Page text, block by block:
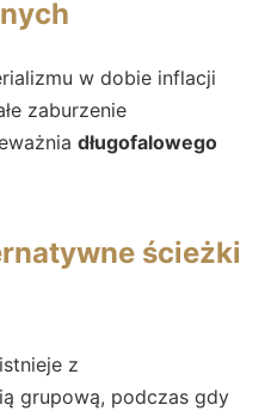
w dobie inflacji
zaburzenie
długofalowego
ścieżki
z
grupową, podczas gdy